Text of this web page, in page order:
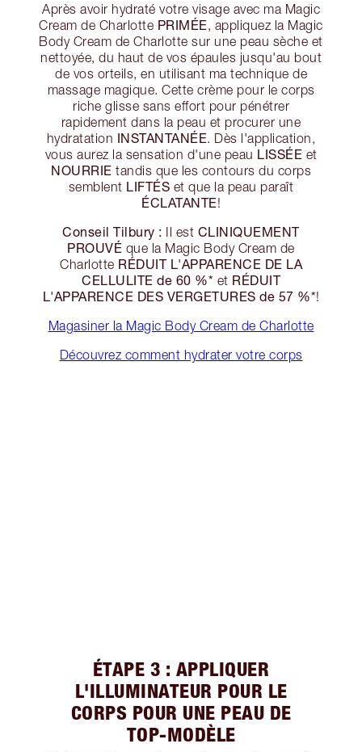
Après avoir hydraté votre visage avec ma Magic
Cream de Charlotte PRIMÉE, appliquez la Magic
Body Cream de Charlotte sur une peau sèche et
nettoyée, du haut de vos épaules jusqu'au bout
de vos orteils, en utilisant ma technique de
massage magique. Cette crème pour le corps
riche glisse sans effort pour pénétrer
rapidement dans la peau et procurer une
hydratation INSTANTANÉE. Dès l'application,
vous aurez la sensation d'une peau LISSÉE et
NOURRIE tandis que les contours du corps
semblent LIFTÉS et que la peau paraît
ÉCLATANTE!
Conseil Tilbury : Il est CLINIQUEMENT
PROUVÉ que la Magic Body Cream de
Charlotte RÉDUIT L'APPARENCE DE LA
CELLULITE de 60 %* et RÉDUIT
L'APPARENCE DES VERGETURES de 57 %*!
Magasiner la Magic Body Cream de Charlotte
Découvrez comment hydrater votre corps
ÉTAPE 3 : APPLIQUER
L'ILLUMINATEUR POUR LE
CORPS POUR UNE PEAU DE
TOP-MODÈLE